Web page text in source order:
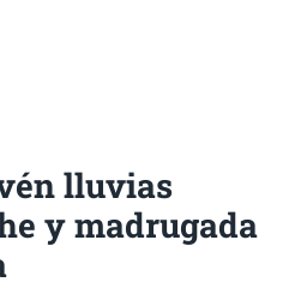
lluvias
y madrugada